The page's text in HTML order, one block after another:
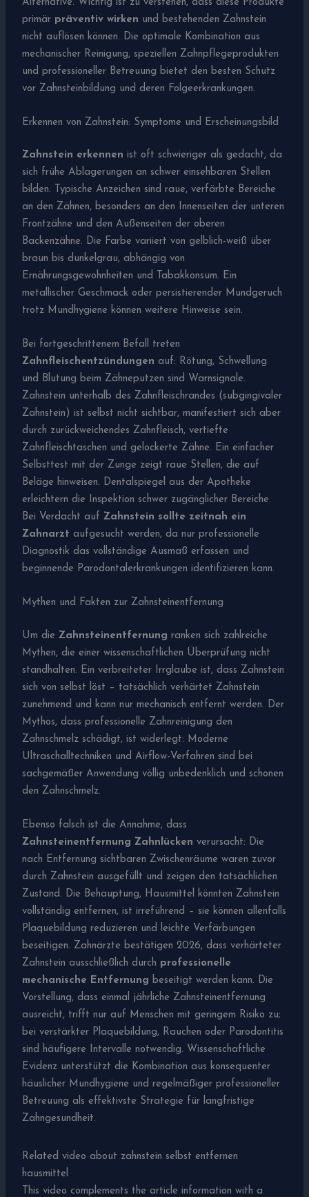
Alternative. Wichtig ist zu verstehen, dass diese Produkte
primär präventiv wirken und bestehenden Zahnstein
nicht auflösen können. Die optimale Kombination aus
mechanischer Reinigung, speziellen Zahnpflegeprodukten
und professioneller Betreuung bietet den besten Schutz
vor Zahnsteinbildung und deren Folgeerkrankungen.
Erkennen von Zahnstein: Symptome und Erscheinungsbild
Zahnstein erkennen ist oft schwieriger als gedacht, da
sich frühe Ablagerungen an schwer einsehbaren Stellen
bilden. Typische Anzeichen sind raue, verfärbte Bereiche
an den Zähnen, besonders an den Innenseiten der unteren
Frontzähne und den Außenseiten der oberen
Backenzähne. Die Farbe variiert von gelblich-weiß über
braun bis dunkelgrau, abhängig von
Ernährungsgewohnheiten und Tabakkonsum. Ein
metallischer Geschmack oder persistierender Mundgeruch
trotz Mundhygiene können weitere Hinweise sein.
Bei fortgeschrittenem Befall treten
Zahnfleischentzündungen auf: Rötung, Schwellung
und Blutung beim Zähneputzen sind Warnsignale.
Zahnstein unterhalb des Zahnfleischrandes (subgingivaler
Zahnstein) ist selbst nicht sichtbar, manifestiert sich aber
durch zurückweichendes Zahnfleisch, vertiefte
Zahnfleischtaschen und gelockerte Zähne. Ein einfacher
Selbsttest mit der Zunge zeigt raue Stellen, die auf
Beläge hinweisen. Dentalspiegel aus der Apotheke
erleichtern die Inspektion schwer zugänglicher Bereiche.
Bei Verdacht aufZahnstein sollte zeitnah ein
Zahnarzt aufgesucht werden, da nur professionelle
Diagnostik das vollständige Ausmaß erfassen und
beginnende Parodontalerkrankungen identifizieren kann.
Mythen und Fakten zur Zahnsteinentfernung
Um dieZahnsteinentfernung ranken sich zahlreiche
Mythen, die einer wissenschaftlichen Überprüfung nicht
standhalten. Ein verbreiteter Irrglaube ist, dass Zahnstein
sich von selbst löst – tatsächlich verhärtet Zahnstein
zunehmend und kann nur mechanisch entfernt werden. Der
Mythos, dass professionelle Zahnreinigung den
Zahnschmelz schädigt, ist widerlegt: Moderne
Ultraschalltechniken und Airflow-Verfahren sind bei
sachgemäßer Anwendung völlig unbedenklich und schonen
den Zahnschmelz.
Ebenso falsch ist die Annahme, dass
Zahnsteinentfernung Zahnlücken verursacht: Die
nach Entfernung sichtbaren Zwischenräume waren zuvor
durch Zahnstein ausgefüllt und zeigen den tatsächlichen
Zustand. Die Behauptung, Hausmittel könnten Zahnstein
vollständig entfernen, ist irreführend – sie können allenfalls
Plaquebildung reduzieren und leichte Verfärbungen
beseitigen. Zahnärzte bestätigen 2026, dass verhärteter
Zahnstein ausschließlich durch professionelle
mechanische Entfernung beseitigt werden kann. Die
Vorstellung, dass einmal jährliche Zahnsteinentfernung
ausreicht, trifft nur auf Menschen mit geringem Risiko zu;
bei verstärkter Plaquebildung, Rauchen oder Parodontitis
sind häufigere Intervalle notwendig. Wissenschaftliche
Evidenz unterstützt die Kombination aus konsequenter
häuslicher Mundhygiene und regelmäßiger professioneller
Betreuung als effektivste Strategie für langfristige
Zahngesundheit.
Related video about zahnstein selbst entfernen
hausmittel
This video complements the article information with a